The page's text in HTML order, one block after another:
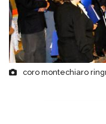
coro montechiaro